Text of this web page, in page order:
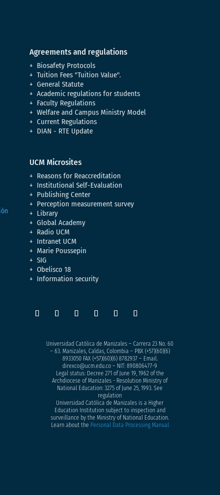
Agreements and regulations
Biosafety Protocols
Tuition Fees "Tuition Value".
General Statute
Academic regulations for students
Faculty Regulations
Welfare and Campus Ministry Model
Current Regulations
DIAN - RTE Update
UCM Microsites
Reasons for Reaccreditation
Institutional Self-Evaluation
Publishing Center
Perception measurement survey
Library
Global Academy
Radio UCM
Intranet UCM
Marie Poussepin
SIG
Obelisco 18
Information security
Universidad Católica de Manizales – Carrera 23 No. 60
– 63. Manizales, Caldas, Colombia – PBX (+57)(60)(6)
8933050FAX (+57)(60)(6) 8782937 – Email.
direxco@ucm.edu.co – NIT: 890806477-9
Legal status: Decree 271 of June 19, 1962 of the
Archdiocese of Manizales - Resolution Ministry of
National Education: 3275 of June 25, 1993. See
regulation
Universidad Católica de Manizales is a Higher
Education Institution subject to inspection and
surveillance by the Ministry of National Education.
Learn about the Personal Data Processing Manual